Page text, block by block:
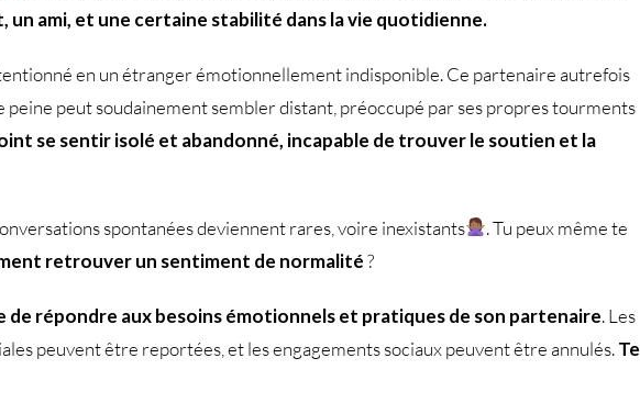
ami, et une certaine stabilité dans la vie quotidienne.
en un étranger émotionnellement indisponible. Ce partenaire autrefois
peut soudainement sembler distant, préoccupé par ses propres tourments
se sentir isolé et abandonné, incapable de trouver le soutien et la
spontanées deviennent rares, voire inexistants
. Tu peux même te
retrouver un sentiment de normalité?
de répondre aux besoins émotionnels et pratiques de son partenaire. Les
peuvent être reportées, et les engagements sociaux peuvent être annulés.Te